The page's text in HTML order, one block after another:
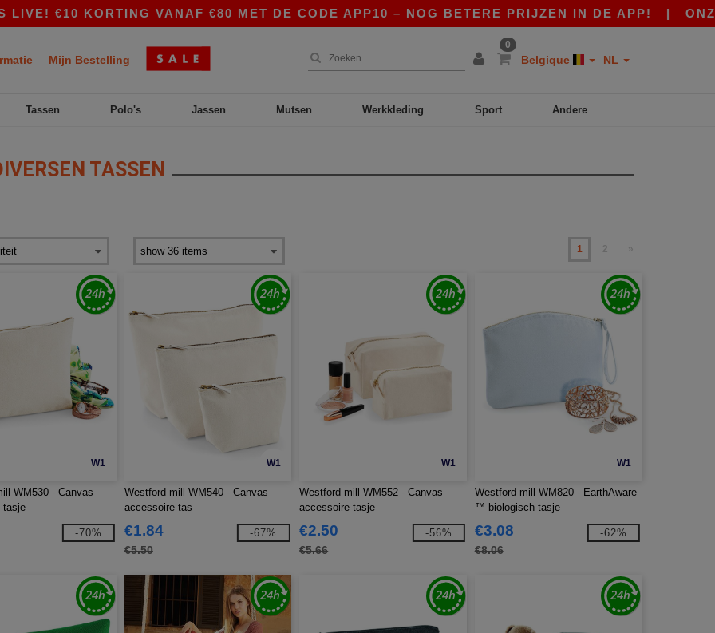
KORTING VANAF €80 MET DE CODE APP10 – NOG BETERE PRIJZEN IN DE APP!|ONZE APP
Mijn Bestelling
0
Belgique NL
Tassen Polo's Jassen Mutsen Werkkleding Sport Andere
TASSEN
1 2 »
W1
WM530 - Canvas
tasje
-70%
W1
Westford mill WM540 - Canvas
accessoire tas
€1.84
€5.50
-67%
W1
Westford mill WM552 - Canvas
accessoire tasje
€2.50
€5.66
-56%
W1
Westford mill WM820 - EarthAware
™ biologisch tasje
€3.08
€8.06
-62%